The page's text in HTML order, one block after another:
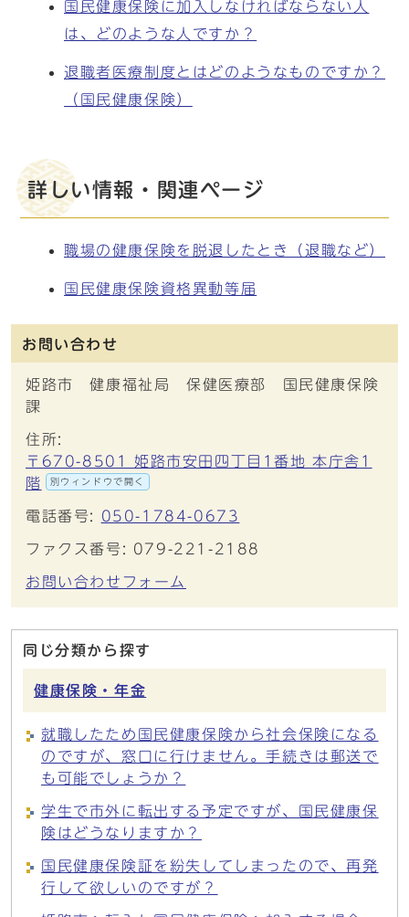
国民健康保険に加入しなければならない人
は、どのような人ですか？
退職者医療制度とはどのようなものですか？
（国民健康保険）
詳しい情報・関連ページ
職場の健康保険を脱退したとき（退職など）
国民健康保険資格異動等届
お問い合わせ
姫路市 健康福祉局 保健医療部 国民健康保険
課
住所:
〒670-8501 姫路市安田四丁目1番地 本庁舎1
階
別ウィンドウで開く
電話番号: 050-1784-0673
ファクス番号: 079-221-2188
お問い合わせフォーム
同じ分類から探す
健康保険・年金
就職したため国民健康保険から社会保険になる
のですが、窓口に行けません。手続きは郵送で
も可能でしょうか？
学生で市外に転出する予定ですが、国民健康保
険はどうなりますか？
国民健康保険証を紛失してしまったので、再発
行して欲しいのですが？